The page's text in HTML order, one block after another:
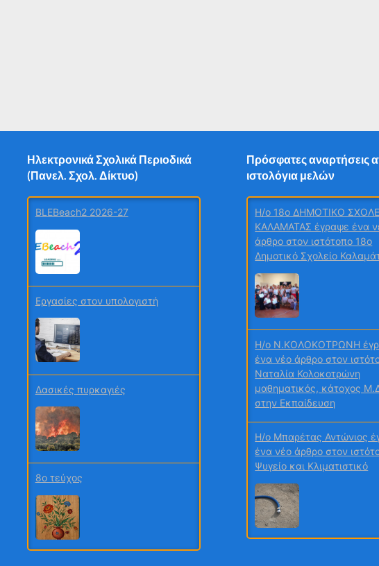
Ηλεκτρονικά Σχολικά Περιοδικά
(Πανελ. Σχολ. Δίκτυο)
BLEBeach2 2026-27
Εργασίες στον υπολογιστή
Δασικές πυρκαγιές
8ο τεύχος
1ο τεύχος 2026 Περιβάλλον και
Χημεία
Πρόσφατες αναρτήσεις
ιστολόγια μελών
H/o 18ο ΔΗΜΟΤΙΚΟ
ΚΑΛΑΜΑΤΑΣ έγραψε ένα
άρθρο στον ιστότοπο 18ο
Δημοτικό Σχολείο
H/o N.ΚΟΛΟΚΟΤΡΩΝΗ
ένα νέο άρθρο στον
Ναταλία Κολοκοτρώνη
μαθηματικός, κάτοχος
στην Εκπαίδευση
H/o Μπαρέτας Αντώνιος
ένα νέο άρθρο στον
Ψυγείο και Κλιματιστικό
H/o ΛΑΓΟΥΔΑΚΗ ΜΑΡΙΑ
ένα νέο άρθρο στον
Πληροφορική στο